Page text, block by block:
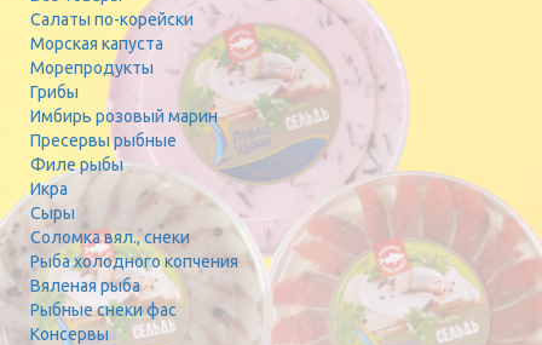
Салаты по-корейски
Морская капуста
Морепродукты
Грибы
Имбирь розовый марин
Пресервы рыбные
Филе рыбы
Икра
Сыры
Соломка вял., снеки
Рыба холодного копчения
Вяленая рыба
Рыбные снеки фас
Консервы